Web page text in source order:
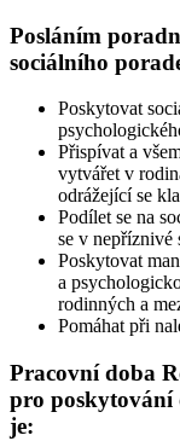
Posláním
sociálního
Poskytovat
Přispívat a
vytvářet v
odrážející se
Podílet se na
se v nepříznivé
Poskytovat
a
rodinných a
Pomáhat při
Pracovní doba
pro poskytování
je: